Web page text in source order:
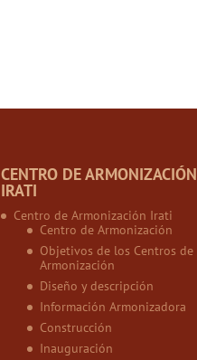
CENTRO DE ARMONIZACIÓN
IRATI
Centro de Armonización Irati
Centro de Armonización
Objetivos de los Centros de
Armonización
Diseño y descripción
Información Armonizadora
Construcción
Inauguración